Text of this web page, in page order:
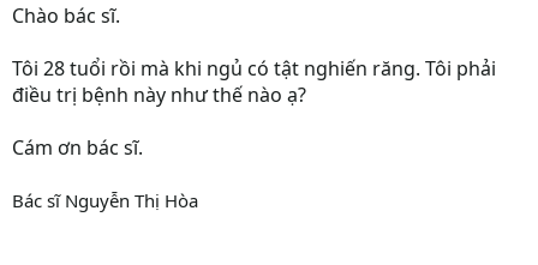
Chào bác sĩ.
Tôi 28 tuổi rồi mà khi ngủ có tật nghiến răng. Tôi phải
điều trị bệnh này như thế nào ạ?
Cám ơn bác sĩ.
Bác sĩ Nguyễn Thị Hòa